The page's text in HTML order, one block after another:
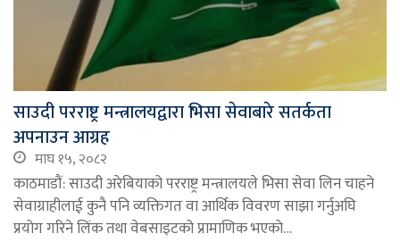
साउदी परराष्ट्र मन्त्रालयद्वारा भिसा सेवाबारे सतर्कता
अपनाउन आग्रह
माघ १५, २०८२
काठमाडौं: साउदी अरेबियाको परराष्ट्र मन्त्रालयले भिसा सेवा लिन चाहने
सेवाग्राहीलाई कुनै पनि व्यक्तिगत वा आर्थिक विवरण साझा गर्नुअघि
प्रयोग गरिने लिंक तथा वेबसाइटको प्रामाणिक भएकाे…